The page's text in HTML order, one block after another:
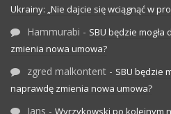
Ukrainy: „Nie dajcie się wciągnąć w
Hammurabi - SBU będzie mogła
zmienia nowa umowa?
zgred malkontent - SBU będzie
naprawdę zmienia nowa umowa?
Jans - Wyrzykowski po kolejnym